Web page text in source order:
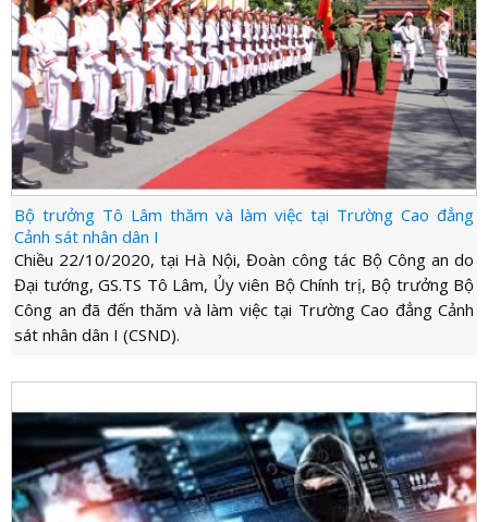
Bộ trưởng Tô Lâm thăm và làm việc tại Trường Cao đẳng
Cảnh sát nhân dân I
Chiều 22/10/2020, tại Hà Nội, Đoàn công tác Bộ Công an do
Đại tướng, GS.TS Tô Lâm, Ủy viên Bộ Chính trị, Bộ trưởng Bộ
Công an đã đến thăm và làm việc tại Trường Cao đẳng Cảnh
sát nhân dân I (CSND).